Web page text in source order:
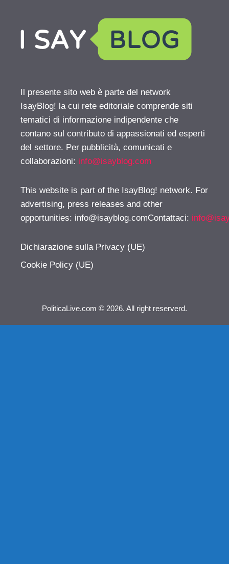
Il presente sito web è parte del network
IsayBlog! la cui rete editoriale comprende siti
tematici di informazione indipendente che
contano sul contributo di appassionati ed esperti
del settore. Per pubblicità, comunicati e
collaborazioni: info@isayblog.com
This website is part of the IsayBlog! network. For
advertising, press releases and other
opportunities: info@isayblog.comContattaci:
Dichiarazione sulla Privacy (UE)
Cookie Policy (UE)
PoliticaLive.com © 2026. All right reserverd.